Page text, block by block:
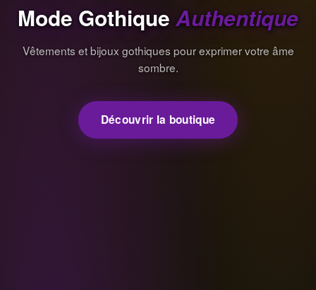
Mode Gothique Authentique
Vêtements et bijoux gothiques pour exprimer votre âme
sombre.
Découvrir la boutique